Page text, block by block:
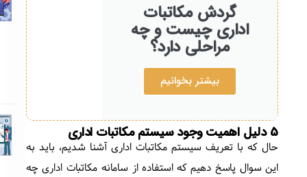
گردش مکاتبات
اداری چیست و چه
مراحلی دارد؟
بیشتر بخوانیم
5 دلیل اهمیت وجود سیستم مکاتبات اداری
حال که با تعریف سیستم مکاتبات اداری آشنا شدیم، باید به
این سوال پاسخ دهیم که استفاده از سامانه مکاتبات اداری چه